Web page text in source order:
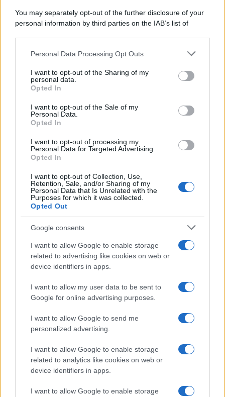
You may separately opt-out of the further disclosure of your
personal information by third parties on the IAB’s list of
This information may also be disclosed by us to third parties
disclose it to other third parties.
Please note that this website/app uses one or more Google
services and may gather and store information including but
not limited to your visit or usage behaviour. You may click to
grant or deny consent to Google and its third-party tags to
consent section.
Personal Data Processing Opt Outs
I want to opt-out of the Sharing of my
personal data.
Opted In
I want to opt-out of the Sale of my
Personal Data.
Opted In
I want to opt-out of processing my
Personal Data for Targeted Advertising.
Opted In
I want to opt-out of Collection, Use,
Retention, Sale, and/or Sharing of my
Personal Data that Is Unrelated with the
Purposes for which it was collected.
Opted Out
Google consents
I want to allow Google to enable storage
related to advertising like cookies on web or
device identifiers in apps.
I want to allow my user data to be sent to
Google for online advertising purposes.
I want to allow Google to send me
personalized advertising.
I want to allow Google to enable storage
related to analytics like cookies on web or
device identifiers in apps.
I want to allow Google to enable storage